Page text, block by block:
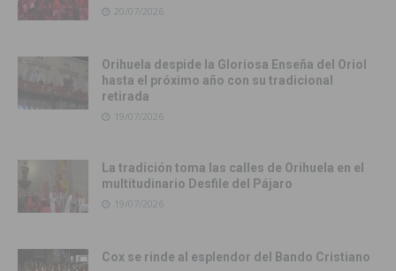
20/07/2026
Orihuela despide la Gloriosa Enseña del Oriol
hasta el próximo año con su tradicional
retirada
19/07/2026
La tradición toma las calles de Orihuela en el
multitudinario Desfile del Pájaro
19/07/2026
Cox se rinde al esplendor del Bando Cristiano